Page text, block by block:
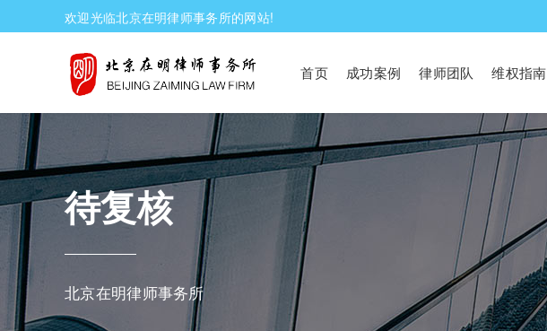
欢迎光临北京在明律师事务所的网站!
首页 成功案例 律师团队 维权指南
待复核
北京在明律师事务所